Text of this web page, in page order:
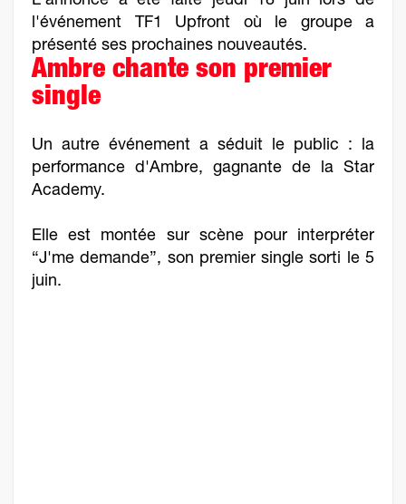
l'événement TF1 Upfront où le groupe a
présenté ses prochaines nouveautés.
Ambre chante son premier
single
Un autre événement a séduit le public : la
performance d'Ambre, gagnante de la Star
Academy.
Elle est montée sur scène pour interpréter
“J'me demande”, son premier single sorti le 5
juin.